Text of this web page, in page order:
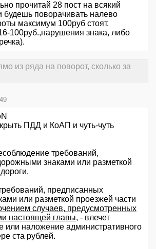
прочитай 28 пост на всякий
будешь поворачивать налево
максимум 100руб стоят.
100руб.,нарушения знака, либо
из ряда на поворот, сколько за
ПДД и КоАП и чуть-чуть
требований,
знаками или разметкой
предписанных
или разметкой проезжей части
случаев, предусмотренных
настоящей главы, - влечет
или наложение административного
ста рублей.